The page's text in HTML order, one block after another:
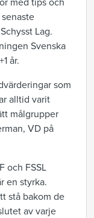
med tips och
Lag.
Svenska
år.
som
alltid varit
målgrupper
VD på
och FSSL
en styrka.
stå bakom de
av varje